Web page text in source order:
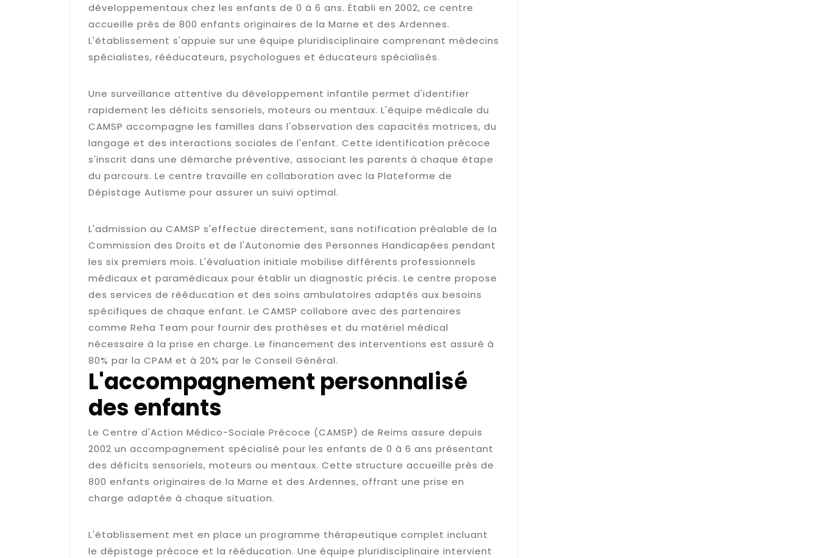
développementaux chez les enfants de 0 à 6 ans. Établi en 2002, ce centre
accueille près de 800 enfants originaires de la Marne et des Ardennes.
L'établissement s'appuie sur une équipe pluridisciplinaire comprenant médecins
spécialistes, rééducateurs, psychologues et éducateurs spécialisés.
Une surveillance attentive du développement infantile permet d'identifier
rapidement les déficits sensoriels, moteurs ou mentaux. L'équipe médicale du
CAMSP accompagne les familles dans l'observation des capacités motrices, du
langage et des interactions sociales de l'enfant. Cette identification précoce
s'inscrit dans une démarche préventive, associant les parents à chaque étape
du parcours. Le centre travaille en collaboration avec la Plateforme de
Dépistage Autisme pour assurer un suivi optimal.
L'admission au CAMSP s'effectue directement, sans notification préalable de la
Commission des Droits et de l'Autonomie des Personnes Handicapées pendant
les six premiers mois. L'évaluation initiale mobilise différents professionnels
médicaux et paramédicaux pour établir un diagnostic précis. Le centre propose
des services de rééducation et des soins ambulatoires adaptés aux besoins
spécifiques de chaque enfant. Le CAMSP collabore avec des partenaires
comme Reha Team pour fournir des prothèses et du matériel médical
nécessaire à la prise en charge. Le financement des interventions est assuré à
80% par la CPAM et à 20% par le Conseil Général.
L'accompagnement personnalisé
des enfants
Le Centre d'Action Médico-Sociale Précoce (CAMSP) de Reims assure depuis
2002 un accompagnement spécialisé pour les enfants de 0 à 6 ans présentant
des déficits sensoriels, moteurs ou mentaux. Cette structure accueille près de
800 enfants originaires de la Marne et des Ardennes, offrant une prise en
charge adaptée à chaque situation.
L'établissement met en place un programme thérapeutique complet incluant
le dépistage précoce et la rééducation. Une équipe pluridisciplinaire intervient